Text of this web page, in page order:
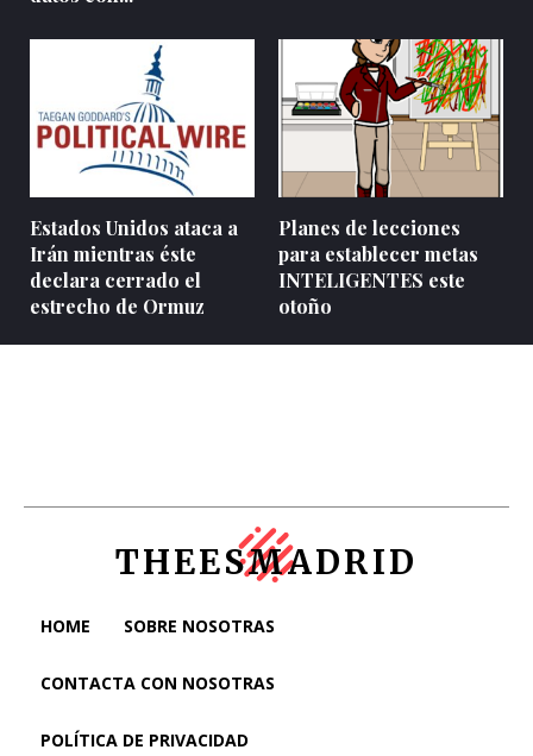
Estados Unidos ataca a
Irán mientras éste
declara cerrado el
estrecho de Ormuz
Planes de lecciones
para establecer metas
INTELIGENTES este
otoño
THEESMADRID
HOME SOBRE NOSOTRAS
CONTACTA CON NOSOTRAS
POLÍTICA DE PRIVACIDAD